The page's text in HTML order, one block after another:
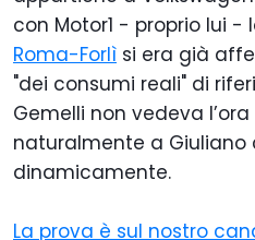
con Motor1 - proprio lui -
Roma-Forlì si era già
"dei consumi reali" di
Gemelli non vedeva
naturalmente a Giuliano
dinamicamente.
La prova è sul nostro